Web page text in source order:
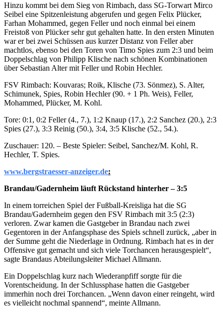
Hinzu kommt bei dem Sieg von Rimbach, dass SG-Torwart Mirco
Seibel eine Spitzenleistung abgerufen und gegen Felix Plücker,
Farhan Mohammed, gegen Feller und noch einmal bei einem
Freistoß von Plücker sehr gut gehalten hatte. In den ersten Minuten
war er bei zwei Schüssen aus kurzer Distanz von Feller aber
machtlos, ebenso bei den Toren von Timo Spies zum 2:3 und beim
Doppelschlag von Philipp Klische nach schönen Kombinationen
über Sebastian Alter mit Feller und Robin Hechler.
FSV Rimbach: Kouvaras; Roik, Klische (73. Sönmez), S. Alter,
Schimunek, Spies, Robin Hechler (90. + 1 Ph. Weis), Feller,
Mohammed, Plücker, M. Kohl.
Tore: 0:1, 0:2 Feller (4., 7.), 1:2 Knaup (17.), 2:2 Sanchez (20.), 2:3
Spies (27.), 3:3 Reinig (50.), 3:4, 3:5 Klische (52., 54.).
Zuschauer: 120. – Beste Spieler: Seibel, Sanchez/M. Kohl, R.
Hechler, T. Spies.
www.bergstraesser-anzeiger.de:
Brandau/Gadernheim läuft Rückstand hinterher – 3:5
In einem torreichen Spiel der Fußball-Kreisliga hat die SG
Brandau/Gadernheim gegen den FSV Rimbach mit 3:5 (2:3)
verloren. Zwar kamen die Gastgeber in Brandau nach zwei
Gegentoren in der Anfangsphase des Spiels schnell zurück, „aber in
der Summe geht die Niederlage in Ordnung. Rimbach hat es in der
Offensive gut gemacht und sich viele Torchancen herausgespielt“,
sagte Brandaus Abteilungsleiter Michael Allmann.
Ein Doppelschlag kurz nach Wiederanpfiff sorgte für die
Vorentscheidung. In der Schlussphase hatten die Gastgeber
immerhin noch drei Torchancen. „Wenn davon einer reingeht, wird
es vielleicht nochmal spannend“, meinte Allmann.